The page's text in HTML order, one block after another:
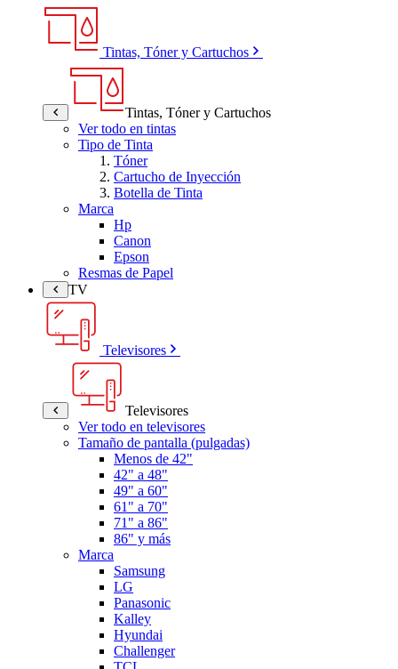
Tintas, Tóner y Cartuchos
Tintas, Tóner y Cartuchos
Ver todo en tintas
Tipo de Tinta
Tóner
Cartucho de Inyección
Botella de Tinta
Marca
Hp
Canon
Epson
Resmas de Papel
TV
Televisores
Televisores
Ver todo en televisores
Tamaño de pantalla (pulgadas)
Menos de 42"
42" a 48"
49" a 60"
61" a 70"
71" a 86"
86" y más
Marca
Samsung
LG
Panasonic
Kalley
Hyundai
Challenger